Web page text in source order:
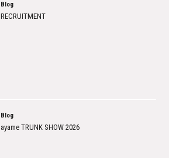
Blog
RECRUITMENT
Blog
ayame TRUNK SHOW 2026